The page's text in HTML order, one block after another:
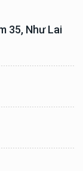
35, Như Lai